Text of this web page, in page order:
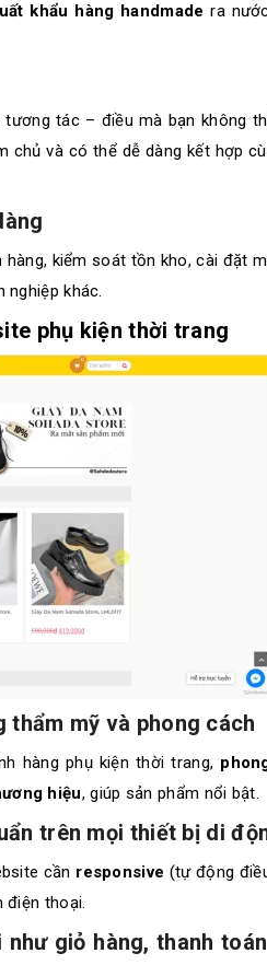
khẩu hàng handmade ra
tác – điều mà bạn không
chủ và có thể dễ dàng kết hợp
kiểm soát tồn kho, cài đặt
nghiệp khác.
phụ kiện thời trang
thẩm mỹ và phong cách
hàng phụ kiện thời trang,
hiệu, giúp sản phẩm nổi bật.
trên mọi thiết bị di
cần responsive (tự động
điện thoại.
giỏ hàng, thanh